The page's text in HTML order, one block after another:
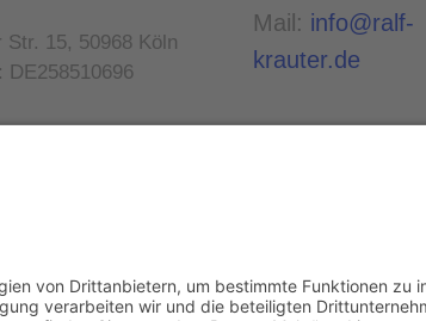
Str. 15, 50968 Köln
DE258510696
Mail: info@ralf-
krauter.de